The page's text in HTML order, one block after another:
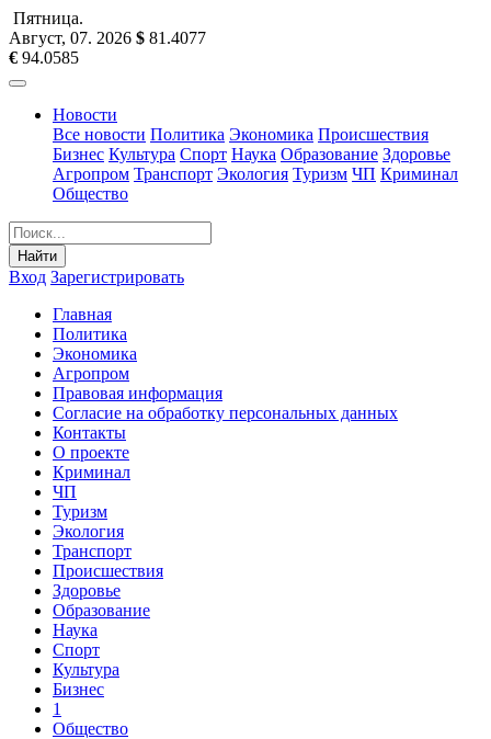
Пятница.
Август, 07. 2026 $ 81.4077
€ 94.0585
Новости
Все новости Политика Экономика Происшествия
Бизнес Культура Спорт Наука Образование Здоровье
Агропром Транспорт Экология Туризм ЧП Криминал
Общество
Найти
Вход Зарегистрировать
Главная
Политика
Экономика
Агропром
Правовая информация
Согласие на обработку персональных данных
Контакты
О проекте
Криминал
ЧП
Туризм
Экология
Транспорт
Происшествия
Здоровье
Образование
Наука
Спорт
Культура
Бизнес
1
Общество